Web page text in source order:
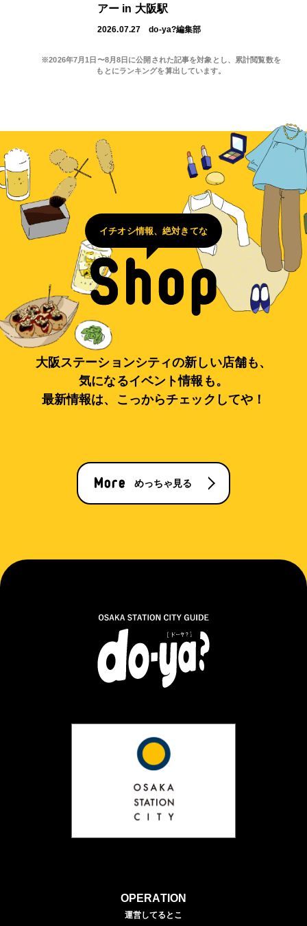
アー in 大阪駅
2026.07.27 do-ya?編集部
※2026年7月1日〜8月8日に公開された記事を対象とし、累計閲覧数を
もとにランキングを算出しています。
イチオシ情報、絶対きてな
大阪ステーションシティの新しい店舗も、
気になるイベント情報も。
最新情報は、こっからチェックしてや！
めっちゃ見る
OPERATION
運営してるとこ